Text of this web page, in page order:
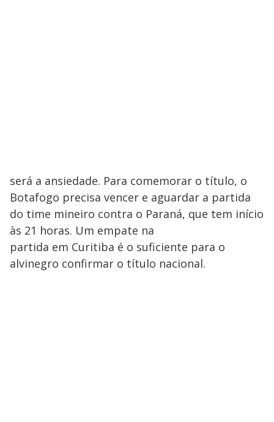
será a ansiedade. Para comemorar o título, o
Botafogo precisa vencer e aguardar a partida
do time mineiro contra o Paraná, que tem início
às 21 horas. Um empate na
partida em Curitiba é o suficiente para o
alvinegro confirmar o título nacional.